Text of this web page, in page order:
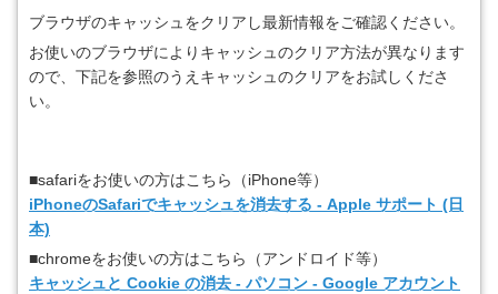
ブラウザのキャッシュをクリアし最新情報をご確認ください。
お使いのブラウザによりキャッシュのクリア方法が異なります
ので、下記を参照のうえキャッシュのクリアをお試しくださ
い。
■safariをお使いの方はこちら（iPhone等）
iPhoneのSafariでキャッシュを消去する - Apple サポート (日
本)
■chromeをお使いの方はこちら（アンドロイド等）
キャッシュと Cookie の消去 - パソコン - Google アカウント